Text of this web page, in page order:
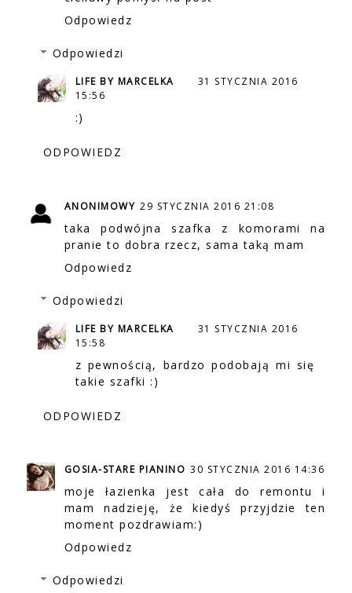
Odpowiedz
Odpowiedzi
LIFE BY MARCELKA
31 STYCZNIA 2016
15:56
:)
ODPOWIEDZ
ANONIMOWY 29 STYCZNIA 2016 21:08
taka podwójna szafka z komorami na
pranie to dobra rzecz, sama taką mam
Odpowiedz
Odpowiedzi
LIFE BY MARCELKA
31 STYCZNIA 2016
15:58
z pewnością, bardzo podobają mi się
takie szafki :)
ODPOWIEDZ
GOSIA-STARE PIANINO 30 STYCZNIA 2016 14:36
moje łazienka jest cała do remontu i
mam nadzieję, że kiedyś przyjdzie ten
moment pozdrawiam:)
Odpowiedz
Odpowiedzi